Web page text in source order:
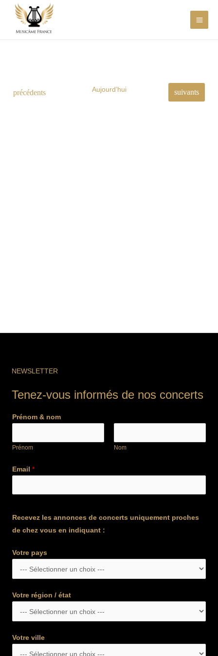
contenu
Évènements
précédents Aujourd’hui Évènements
suivants
NEWSLETTER
Tenez-vous informés de nos concerts
Prénom & nom
Prénom Nom
Email *
Recevez les annonces de concerts uniquement proches
de chez vous en indiquant :
Votre pays
Votre région / état
Votre ville